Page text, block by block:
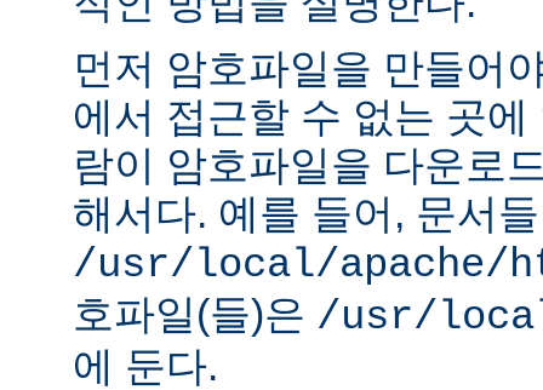
먼저 암호파일을 만들어
에서 접근할 수 없는 곳
람이 암호파일을 다운로
해서다. 예를 들어, 문서
/usr/local/apache/
호파일(들)은 /usr/
에 둔다.